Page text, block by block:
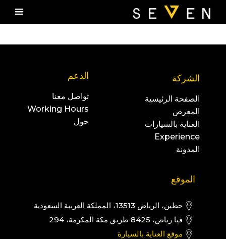
الشركة
الصفحة الرئيسية
المعرض
العناية بالسيارات
Experience
المدونة
الدعم
تواصل معنا
Working Hours
حول
الموقع
حطين، الرياض 13513، المملكة العربية السعودية
ڤيا رياض، 8425 طريق مكة المكرمة، 294
موقع العناية بالسيارة